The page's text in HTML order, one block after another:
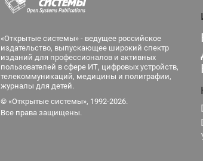
«Открытые системы» - ведущее российское
издательство, выпускающее широкий спектр
изданий для профессионалов и активных
пользователей в сфере ИТ, цифровых устройств,
телекоммуникаций, медицины и полиграфии,
журналы для детей.
© «Открытые системы», 1992-2026.
Все права защищены.